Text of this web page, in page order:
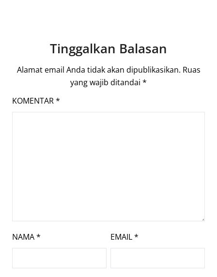
Tinggalkan Balasan
Alamat email Anda tidak akan dipublikasikan. Ruas
yang wajib ditandai *
KOMENTAR*
NAMA* EMAIL*